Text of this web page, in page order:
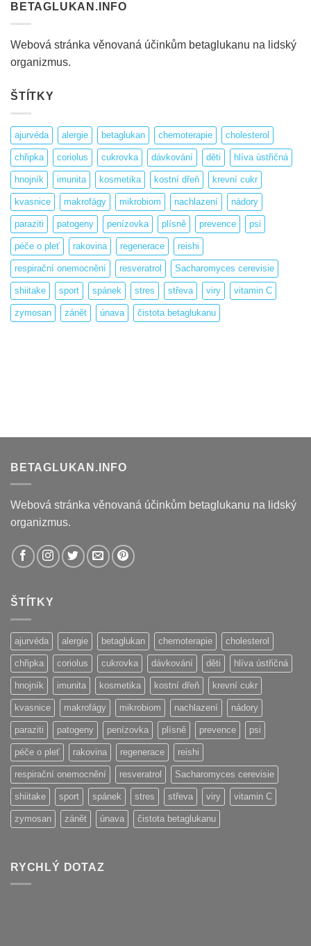
BETAGLUKAN.INFO
Webová stránka věnovaná účinkům betaglukanu na lidský
organizmus.
ŠTÍTKY
ajurvéda alergie betaglukan chemoterapie cholesterol
chřipka coriolus cukrovka dávkování děti hlíva ústřičná
hnojník imunita kosmetika kostní dřeň krevní cukr
kvasnice makrofágy mikrobiom nachlazení nádory
paraziti patogeny penízovka plísně prevence psi
péče o pleť rakovina regenerace reishi
respirační onemocnění resveratrol Sacharomyces cerevisie
shiitake sport spánek stres střeva viry vitamin C
zymosan zánět únava čistota betaglukanu
BETAGLUKAN.INFO
Webová stránka věnovaná účinkům betaglukanu na lidský
organizmus.
ŠTÍTKY
ajurvéda alergie betaglukan chemoterapie cholesterol
chřipka coriolus cukrovka dávkování děti hlíva ústřičná
hnojník imunita kosmetika kostní dřeň krevní cukr
kvasnice makrofágy mikrobiom nachlazení nádory
paraziti patogeny penízovka plísně prevence psi
péče o pleť rakovina regenerace reishi
respirační onemocnění resveratrol Sacharomyces cerevisie
shiitake sport spánek stres střeva viry vitamin C
zymosan zánět únava čistota betaglukanu
RYCHLÝ DOTAZ